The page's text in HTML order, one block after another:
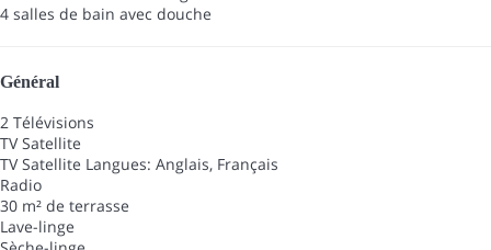
4 salles de bain avec douche
Général
2 Télévisions
TV Satellite
TV Satellite Langues: Anglais, Français
Radio
30 m² de terrasse
Lave-linge